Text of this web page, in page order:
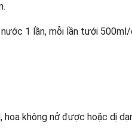
1 lần, mỗi lần tưới
không nở được hoặc dị